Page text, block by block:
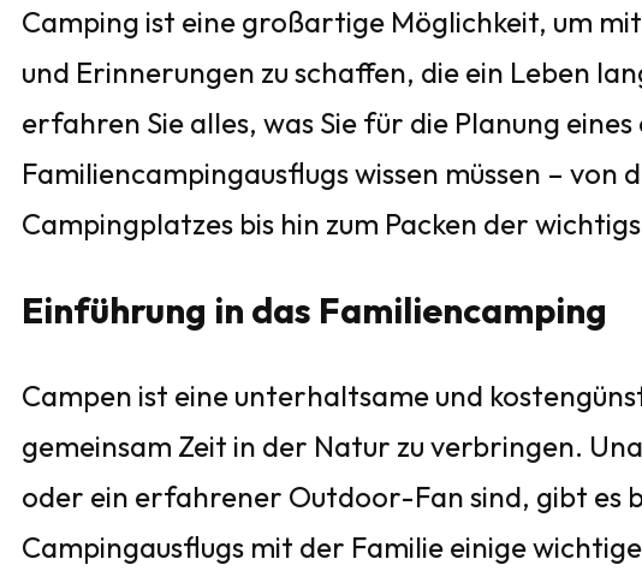
Camping ist eine großartige Möglichkeit, um
und Erinnerungen zu schaffen, die ein Leben
erfahren Sie alles, was Sie für die Planung
Familiencampingausflugs wissen müssen – von
Campingplatzes bis hin zum Packen der
Einführung in das Familiencamping
Campen ist eine unterhaltsame und
gemeinsam Zeit in der Natur zu verbringen.
oder ein erfahrener Outdoor-Fan sind, gibt es
Campingausflugs mit der Familie einige